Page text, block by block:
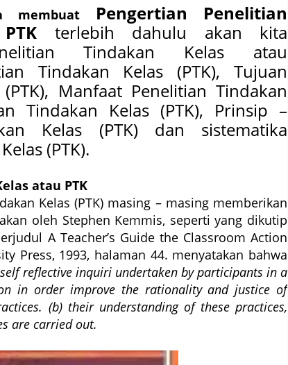
membuat Pengertian Penelitian
terlebih dahulu akan kita
Tindakan Kelas atau
Tindakan Kelas (PTK),Tujuan
Manfaat Penelitian Tindakan
Tindakan Kelas (PTK), Prinsip –
Kelas (PTK) dan sistematika
(PTK).
atau PTK
Kelas (PTK) masing – masing memberikan
oleh Stephen Kemmis, seperti yang dikutip
A Teacher’s Guide the Classroom Action
Press, 1993, halaman 44. menyatakan bahwa
reflective inquiri undertaken by participants in a
in order improve the rationality and justice of
(b) their understanding of these practices,
are carried out.